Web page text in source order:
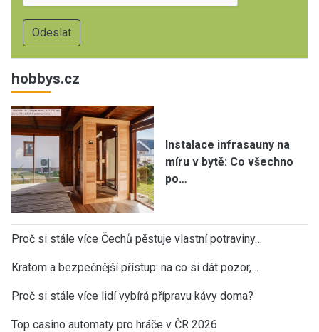
hobbys.cz
Instalace infrasauny na
míru v bytě: Co všechno
po…
Proč si stále více Čechů pěstuje vlastní potraviny…
Kratom a bezpečnější přístup: na co si dát pozor,…
Proč si stále více lidí vybírá přípravu kávy doma?
Top casino automaty pro hráče v ČR 2026